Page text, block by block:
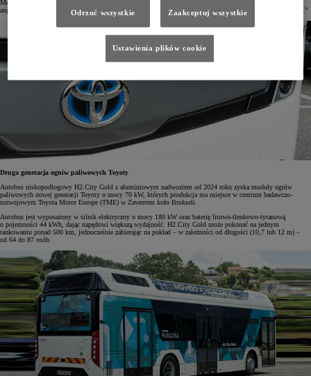
Mobilność oparta na wodorze ma kluczowe znaczenie dla dekarbonizacji transportu publicznego, dlatego
angażujemy się w dostarczanie tej technologii do Strasburga, a w przyszłości do kolejnych francuskich miast.”
Druga generacja ogniw paliwowych Toyoty
Autobus niskopodłogowy H2.City Gold z aluminiowym nadwoziem od 2024 roku zyska moduły ogniw
paliwowych nowej generacji Toyoty o mocy 70 kW, których produkcja ma miejsce w centrum badawczo-
rozwojowym Toyota Motor Europe (TME) w Zaventem koło Brukseli.
Autobus jest wyposażony w silnik elektryczny o mocy 180 kW oraz baterię litowo-tlenkowo-tytanową
o pojemności 44 kWh, dając napędowi większą wydajność. H2.City Gold może pokonać na jednym
tankowaniu ponad 500 km, jednocześnie zabierając na pokład – w zależności od długości (10,7 lub 12 m) –
od 64 do 87 osób.
Odrzuć wszystkie Zaakceptuj wszystkie
Ustawienia plików cookie